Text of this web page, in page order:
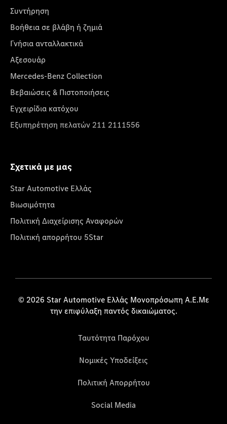
Συντήρηση
Βοήθεια σε βλάβη ή ζημιά
Γνήσια ανταλλακτικά
Αξεσουάρ
Mercedes-Benz Collection
Βεβαιώσεις & Πιστοποιήσεις
Εγχειρίδια κατόχου
Εξυπηρέτηση πελατών 211 2111556
Σχετικά με μας
Star Automotive Ελλάς
Βιωσιμότητα
Πολιτική Διαχείρισης Αναφορών
Πολιτική απορρήτου 5Star
© 2026 Star Automotive Ελλάς Μονοπρόσωπη Α.Ε.Με
την επιφύλαξη παντός δικαιώματος.
Ταυτότητα Παρόχου
Νομικές Υποδείξεις
Πολιτική Απορρήτου
Social Media